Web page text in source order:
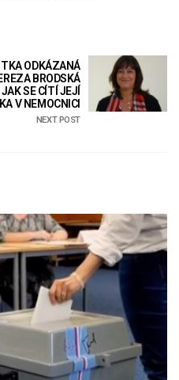
ODKÁZANÁ
BRODSKÁ
SE CÍTÍ JEJÍ
V NEMOCNICI
NEXT POST